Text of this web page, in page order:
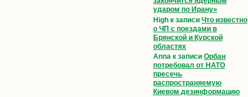
ударом по Ирану»
High к записи Что известно
о ЧП с поездами в
Брянской и Курской
областях
Anna к записи Орбан
потребовал от НАТО
пресечь
распространяемую
Киевом дезинформацию